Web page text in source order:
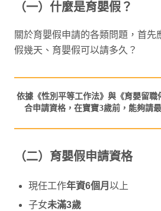
（一）什麼是育嬰假？
關於育嬰假申請的各類問題，首先
假幾天、育嬰假可以請多久？
依據《性別平等工作法》與《育嬰留
（二）育嬰假申請資格
現任工作年資6個月 以上
子女未滿3歲